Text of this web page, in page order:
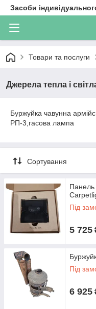
Засоби
Товари та послуги
Джерела тепла і
Буржуйка чавунна
РП-3,гасова лампа
Сортування
Панель
Під
5 725
Під
6 925